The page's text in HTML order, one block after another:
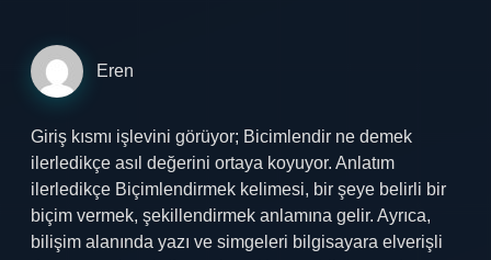
Eren
Giriş kısmı işlevini görüyor; Bicimlendir ne demek
ilerledikçe asıl değerini ortaya koyuyor. Anlatım
ilerledikçe Biçimlendirmek kelimesi, bir şeye belirli bir
biçim vermek, şekillendirmek anlamına gelir. Ayrıca,
bilişim alanında yazı ve simgeleri bilgisayara elverişli